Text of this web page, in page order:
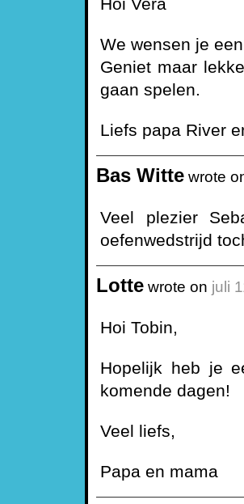
We wensen je
Geniet maar
gaan spelen.
Liefs papa River
Bas Witte wrote
Veel plezier
oefenwedstrijd
Lotte wrote on juli
Hoi Tobin,
Hopelijk heb je
komende dagen!
Veel liefs,
Papa en mama